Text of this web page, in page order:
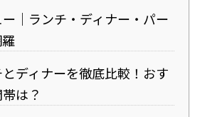
ー｜ランチ・ディナー・パー
ディナーを徹底比較！おす
は？